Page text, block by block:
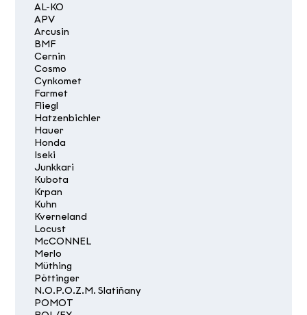
AL-KO
APV
Arcusin
BMF
Cernin
Cosmo
Cynkomet
Farmet
Fliegl
Hatzenbichler
Hauer
Honda
Iseki
Junkkari
Kubota
Krpan
Kuhn
Kverneland
Locust
McCONNEL
Merlo
Müthing
Pöttinger
N.O.P.O.Z.M. Slatiňany
POMOT